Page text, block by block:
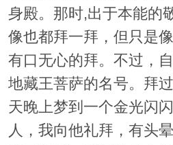
身殿。那时,出于本能的
像也都拜一拜，但只是
有口无心的拜。不过，
地藏王菩萨的名号。拜
天晚上梦到一个金光闪
人，我向他礼拜，有头